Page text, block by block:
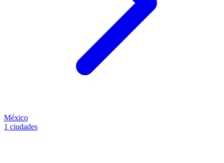
México
1 ciudades